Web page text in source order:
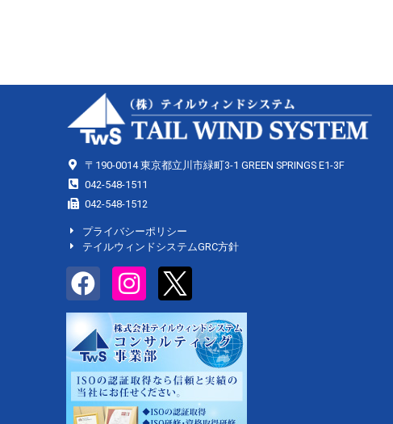
〒190-0014 東京都立川市緑町3-1 GREEN SPRINGS E1-3F
042-548-1511
042-548-1512
プライバシーポリシー
テイルウィンドシステムGRC方針